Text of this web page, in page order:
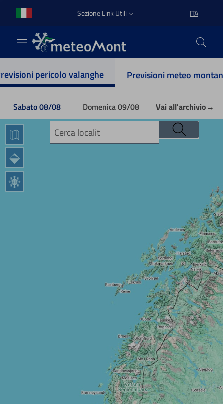
Vai al contenuto principale
Vai al footer Sezione Link Utili ITA
pericolo valanghe Previsioni meteo
Sabato 08/08 Domenica 09/08 Vai all'archivio→